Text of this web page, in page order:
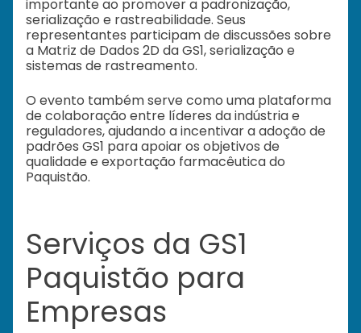
importante ao promover a padronização,
serialização e rastreabilidade. Seus
representantes participam de discussões sobre
a Matriz de Dados 2D da GS1, serialização e
sistemas de rastreamento.
O evento também serve como uma plataforma
de colaboração entre líderes da indústria e
reguladores, ajudando a incentivar a adoção de
padrões GS1 para apoiar os objetivos de
qualidade e exportação farmacêutica do
Paquistão.
Serviços da GS1
Paquistão para
Empresas